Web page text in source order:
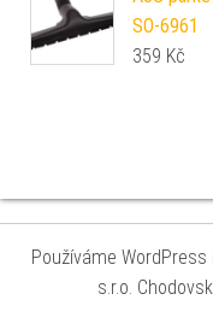
SO-6961
359 Kč
Používáme
s.r.o.